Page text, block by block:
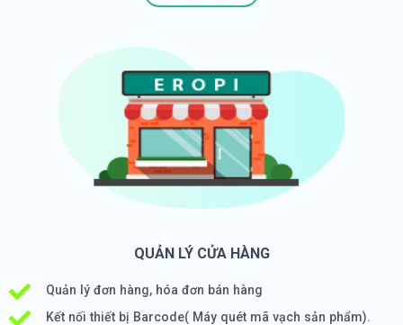
QUẢN LÝ CỬA HÀNG
Quản lý đơn hàng, hóa đơn bán hàng
Kết nối thiết bị Barcode( Máy quét mã vạch sản phẩm).